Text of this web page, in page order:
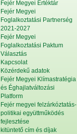
Fejér Megyei Értéktár
Fejér Megyei
Foglalkoztatási Partnerség
2021-2027
Fejér Megyei
Foglalkoztatási Paktum
Választás
Kapcsolat
Közérdekű adatok
Fejér Megyei Klímastratégia
és Éghajlatváltozási
Platform
Fejér megyei felzárkóztatás-
politikai együttműködés
fejlesztése
kitüntető cím és díjak